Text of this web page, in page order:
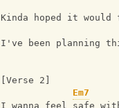
Kinda hoped it would
I've been planning
[Verse 2]
Em7
I wanna feel safe